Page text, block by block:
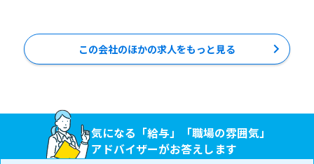
この会社のほかの求人をもっと見る
気になる「給与」「職場の雰囲気」
アドバイザーがお答えします